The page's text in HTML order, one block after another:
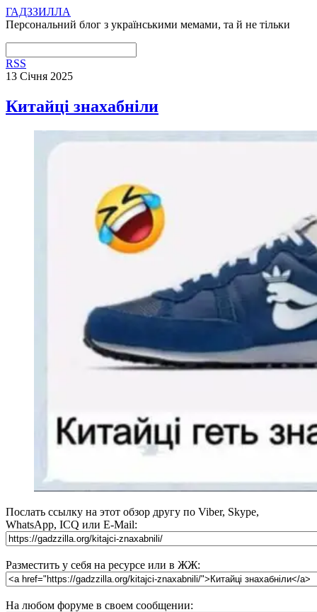
ГАДЗЗИЛЛА
Персональний блог з українськими мемами, та й не тільки
RSS
13 Січня 2025
Китайці знахабніли
Послать ссылку на этот обзор другу по Viber, Skype,
WhatsApp, ICQ или E-Mail:
Разместить у себя на ресурсе или в ЖЖ:
На любом форуме в своем сообщении: